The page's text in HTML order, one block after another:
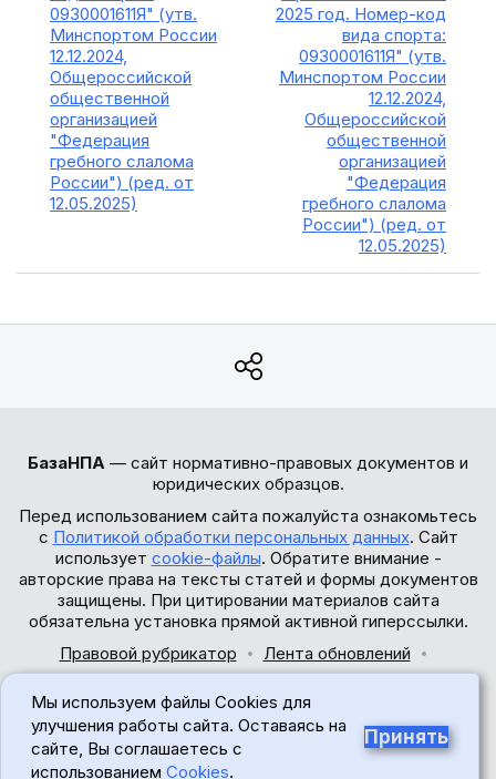
0930001611Я" (утв.
Минспортом России
12.12.2024,
Общероссийской
общественной
организацией
"Федерация
гребного слалома
России") (ред. от
12.05.2025)
2025 год. Номер-код
вида спорта:
0930001611Я" (утв.
Минспортом России
12.12.2024,
Общероссийской
общественной
организацией
"Федерация
гребного слалома
России") (ред. от
12.05.2025)
БазаНПА — сайт нормативно-правовых документов и
юридических образцов.
Перед использованием сайта пожалуйста ознакомьтесь
с Политикой обработки персональных данных. Сайт
использует cookie-файлы. Обратите внимание -
авторские права на тексты статей и формы документов
защищены. При цитировании материалов сайта
обязательна установка прямой активной гиперссылки.
Правовой рубрикатор
Лента обновлений
© 2017-2026
18+
Мы используем файлы Cookies для
улучшения работы сайта. Оставаясь на
сайте, Вы соглашаетесь с
использованием Cookies.
Принять